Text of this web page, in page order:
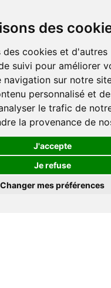
des
des cookies et d'autres
suivi pour améliorer
navigation sur notre
personnalisé et
le trafic de
la provenance de
J'accepte
Je refuse
Changer mes préférences